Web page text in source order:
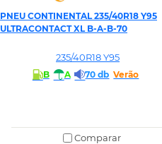
PNEU CONTINENTAL 235/40R18 Y95
ULTRACONTACT XL B-A-B-70
235/40R18 Y95
B A 70 db Verão
Comparar